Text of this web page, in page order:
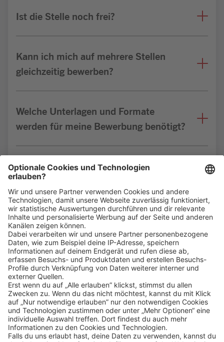
Ist die Stelle noch frei?
Kann ich mich auf mehrere Stellen
gleichzeitig bewerben?
Welche Unterlagen und Formate
werden für meine Bewerbung benötigt?
Bin ich für die Stelle geeignet?
Klickehier, um alle offenen Jobs zu sehen.
Impressum Datenschutz
Privatsphäre-Einstellungen
FAQ
Veranstaltungen